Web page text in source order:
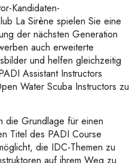
Kandidaten-
La Sirène spielen Sie eine
der nächsten Generation
auch erweiterte
und helfen gleichzeitig
Assistant Instructors
Water Scuba Instructors zu
die Grundlage für einen
Titel des PADI Course
die IDC-Themen zu